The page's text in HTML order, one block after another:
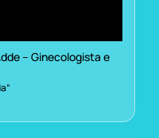
– Ginecologista e